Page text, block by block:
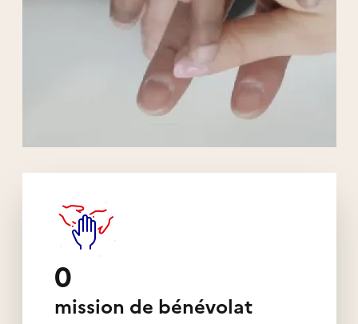
0
mission de bénévolat